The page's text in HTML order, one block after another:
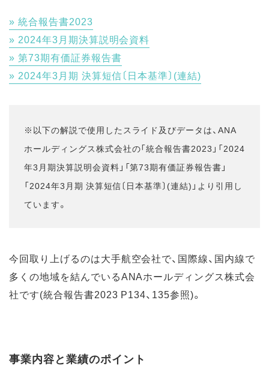
統合報告書2023
2024年3月期決算説明会資料
第73期有価証券報告書
2024年3月期 決算短信〔日本基準〕(連結)
※以下の解説で使用したスライド及びデータは、ANA
ホールディングス株式会社の「統合報告書2023」「2024
年3月期決算説明会資料」「第73期有価証券報告書」
「2024年3月期 決算短信〔日本基準〕(連結)」より引用し
ています。
今回取り上げるのは大手航空会社で、国際線、国内線で
多くの地域を結んでいるANAホールディングス株式会
社です(統合報告書2023 P134、135参照)。
事業内容と業績のポイント